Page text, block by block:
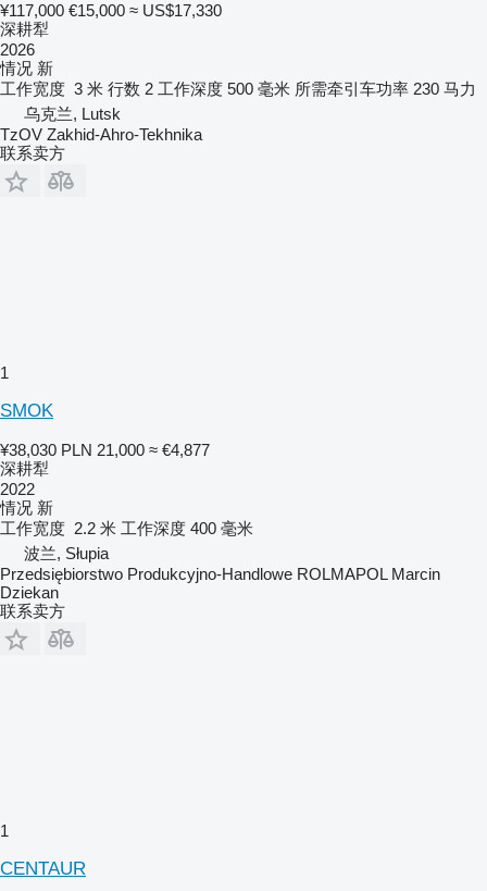
¥117,000 €15,000 ≈ US$17,330
深耕犁
2026
情况 新
工作宽度 3 米 行数 2 工作深度 500 毫米 所需牵引车功率 230 马力
乌克兰, Lutsk
TzOV Zakhid-Ahro-Tekhnika
联系卖方
1
SMOK
¥38,030 PLN 21,000 ≈ €4,877
深耕犁
2022
情况 新
工作宽度 2.2 米 工作深度 400 毫米
波兰, Słupia
Przedsiębiorstwo Produkcyjno-Handlowe ROLMAPOL Marcin
Dziekan
联系卖方
1
CENTAUR